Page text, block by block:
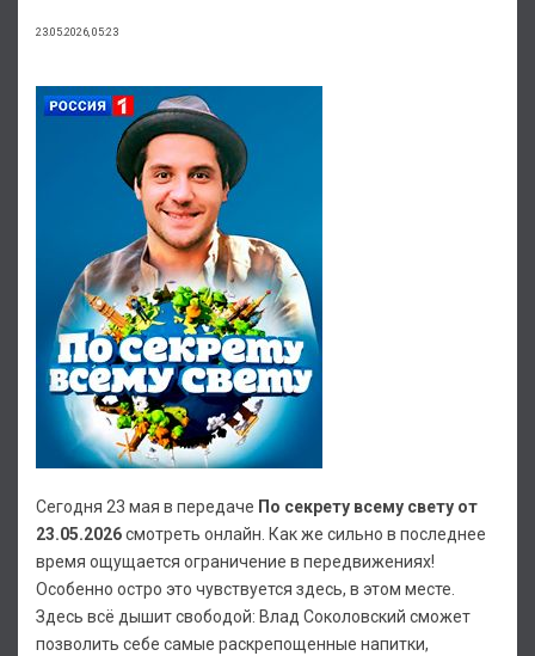
23.05.2026, 05:23
Сегодня 23 мая в передаче По секрету всему свету от
23.05.2026смотреть онлайн. Как же сильно в последнее
время ощущается ограничение в передвижениях!
Особенно остро это чувствуется здесь, в этом месте.
Здесь всё дышит свободой: Влад Соколовский сможет
позволить себе самые раскрепощенные напитки,